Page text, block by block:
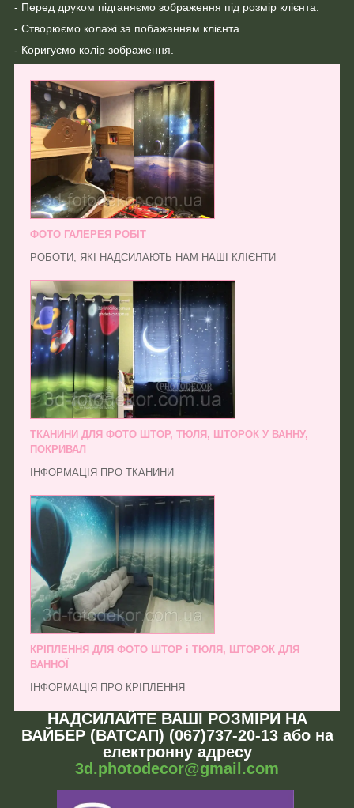
- Перед друком підганяємо зображення під розмір клієнта.
- Створюємо колажі за побажанням клієнта.
- Коригуємо колір зображення.
ФОТО ГАЛЕРЕЯ РОБІТ
РОБОТИ, ЯКІ НАДСИЛАЮТЬ НАМ НАШІ КЛІЄНТИ
ТКАНИНИ ДЛЯ ФОТО ШТОР, ТЮЛЯ, ШТОРОК У ВАННУ,
ПОКРИВАЛ
ІНФОРМАЦІЯ ПРО ТКАНИНИ
КРІПЛЕННЯ ДЛЯ ФОТО ШТОР і ТЮЛЯ, ШТОРОК ДЛЯ
ВАННОЇ
ІНФОРМАЦІЯ ПРО КРІПЛЕННЯ
НАДСИЛАЙТЕ ВАШІ РОЗМІРИ НА
ВАЙБЕР (ВАТСАП) (067)737-20-13 або на
електронну адресу
3d.photodecor@gmail.com